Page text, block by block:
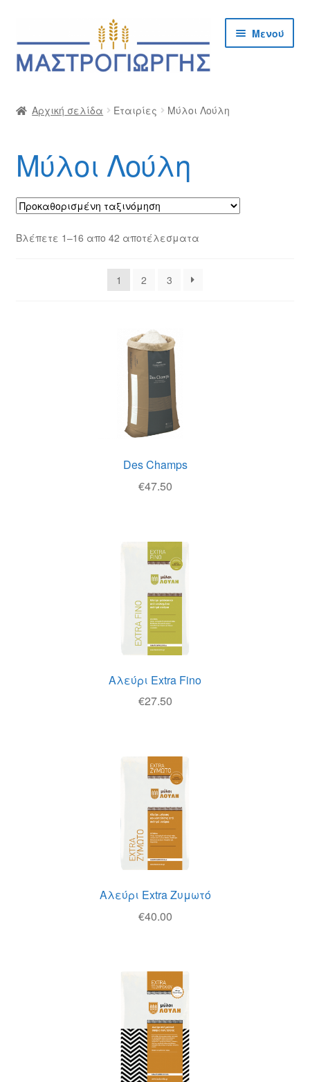
μετάβαση
στην
σε
περιεχόμενο
Μενού
Checkout
Δημιουργία Λογαριασμού Χονδρικής
Επικοινωνία
Αρχική σελίδα Εταιρίες Μύλοι Λούλη
Μύλοι Λούλη
Βλέπετε 1–16 απο 42 αποτέλεσματα
1 2 3
Des Champs
€47.50
Αλεύρι Extra Fino
€27.50
Αλεύρι Extra Ζυμωτό
€40.00